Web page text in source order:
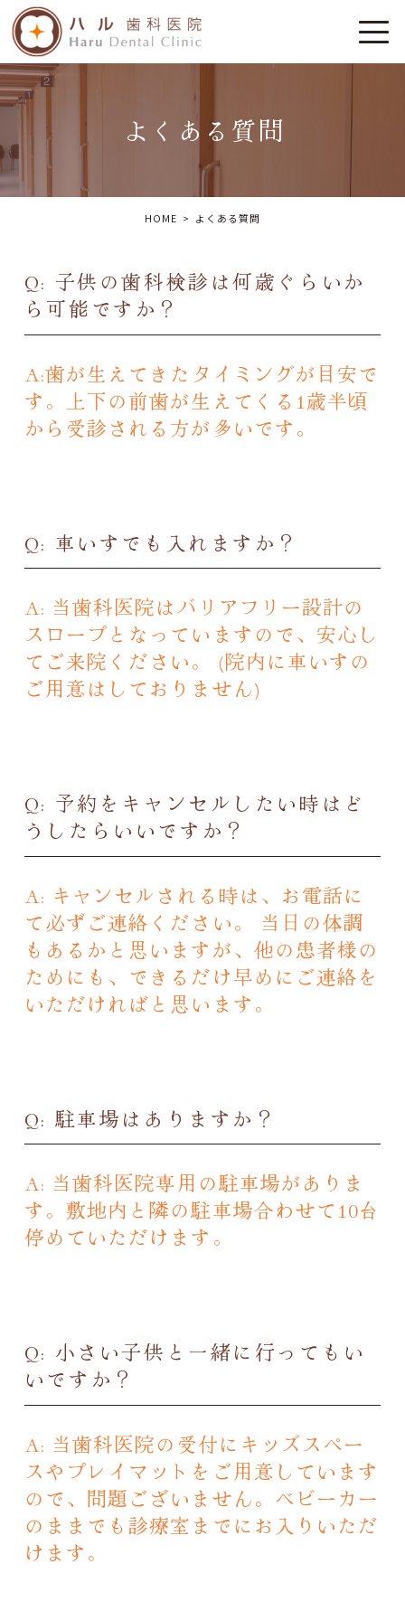
よくある質問
HOME よくある質問
Q: 子供の歯科検診は何歳ぐらいか
ら可能ですか？
A:歯が生えてきたタイミングが目安で
す。上下の前歯が生えてくる1歳半頃
から受診される方が多いです。
Q: 車いすでも入れますか？
A: 当歯科医院はバリアフリー設計の
スロープとなっていますので、安心し
てご来院ください。 (院内に車いすの
ご用意はしておりません)
Q: 予約をキャンセルしたい時はど
うしたらいいですか？
A: キャンセルされる時は、お電話に
て必ずご連絡ください。 当日の体調
もあるかと思いますが、他の患者様の
ためにも、できるだけ早めにご連絡を
いただければと思います。
Q: 駐車場はありますか？
A: 当歯科医院専用の駐車場がありま
す。敷地内と隣の駐車場合わせて10台
停めていただけます。
Q: 小さい子供と一緒に行ってもい
いですか？
A: 当歯科医院の受付にキッズスペー
スやプレイマットをご用意しています
ので、問題ございません。ベビーカー
のままでも診療室までにお入りいただ
けます。